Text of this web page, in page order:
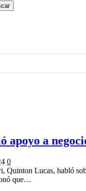
apoyo a
0
Quinton Lucas, habló
que…